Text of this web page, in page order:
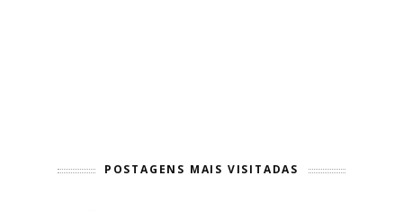
POSTAGENS MAIS VISITADAS